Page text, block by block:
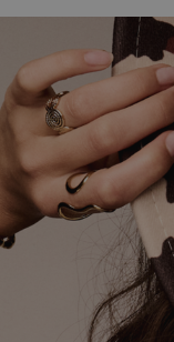
_tt_enable_cookie
cfid
RECENTLYVIEWED